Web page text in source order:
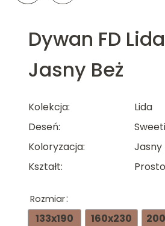
Dywan FD
Jasny Beż
Kolekcja
Lida
Deseń
Koloryzacja
Jasny
Kształt
Rozmiar
133x190 160x230